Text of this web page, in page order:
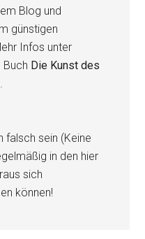
Blog und
günstigen
Infos unter
Buch Die Kunst des
falsch sein (Keine
in den hier
sich
können!